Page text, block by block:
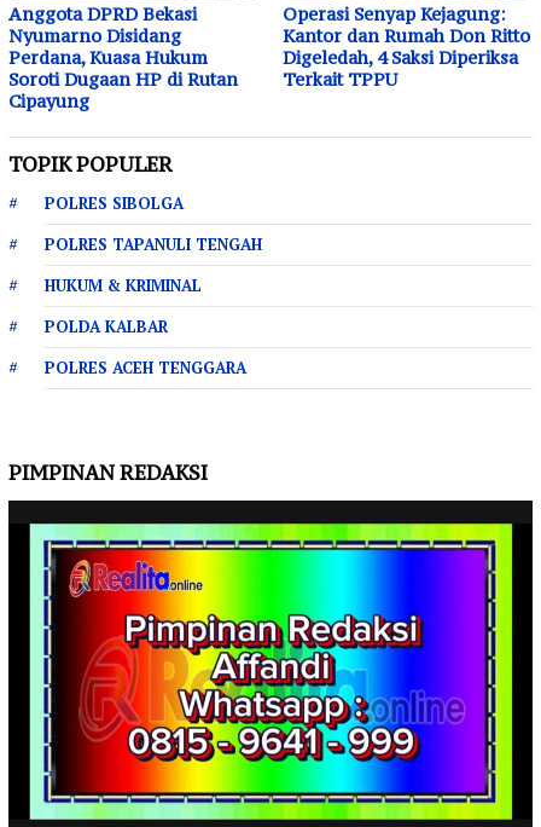
Anggota DPRD Bekasi
Nyumarno Disidang
Perdana, Kuasa Hukum
Soroti Dugaan HP di Rutan
Cipayung
Operasi Senyap Kejagung:
Kantor dan Rumah Don Ritto
Digeledah, 4 Saksi Diperiksa
Terkait TPPU
TOPIK POPULER
POLRES SIBOLGA
POLRES TAPANULI TENGAH
HUKUM & KRIMINAL
POLDA KALBAR
POLRES ACEH TENGGARA
PIMPINAN REDAKSI